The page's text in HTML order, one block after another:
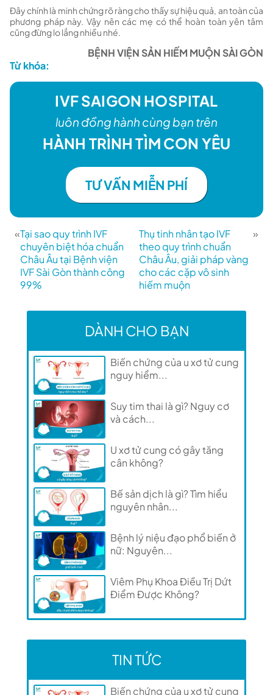
Đây chính là minh chứng rõ ràng cho thấy sự hiệu quả, an toàn của
phương pháp này. Vậy nên các mẹ có thể hoàn toàn yên tâm
cũng đừng lo lắng nhiều nhé.
BỆNH VIỆN SẢN HIẾM MUỘN SÀI GÒN
Từ khóa:
IVF SAIGON HOSPITAL
luôn đồng hành cùng bạn trên
HÀNH TRÌNH TÌM CON YÊU
TƯ VẤN MIỄN PHÍ
«Tại sao quy trình IVF
chuyên biệt hóa chuẩn
Châu Âu tại Bệnh viện
IVF Sài Gòn thành công
99%
Thụ tinh nhân tạo IVF
theo quy trình chuẩn
Châu Âu, giải pháp vàng
cho các cặp vô sinh
hiếm muộn
»
DÀNH CHO BẠN
Biến chứng của u xơ tử cung
nguy hiểm...
Suy tim thai là gì? Nguy cơ
và cách...
U xơ tử cung có gây tăng
cân không?
Bế sản dịch là gì? Tìm hiểu
nguyên nhân...
Bệnh lý niệu đạo phổ biến ở
nữ: Nguyên...
Viêm Phụ Khoa Điều Trị Dứt
Điểm Được Không?
TIN TỨC
Biến chứng của u xơ tử cung